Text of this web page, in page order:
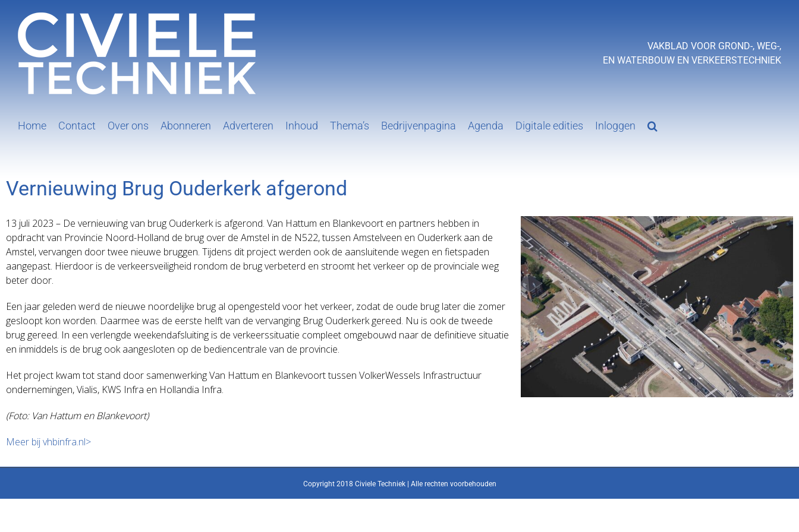
inhoud
VAKBLAD VOOR GROND-, WEG-,
EN WATERBOUW EN VERKEERSTECHNIEK
Home Contact Over ons Abonneren Adverteren Inhoud Thema’s Bedrijvenpagina Agenda Digitale edities Inloggen
Vernieuwing Brug Ouderkerk afgerond
13 juli 2023 – De vernieuwing van brug Ouderkerk is afgerond. Van Hattum en Blankevoort en partners hebben in
opdracht van Provincie Noord-Holland de brug over de Amstel in de N522, tussen Amstelveen en Ouderkerk aan de
Amstel, vervangen door twee nieuwe bruggen. Tijdens dit project werden ook de aansluitende wegen en fietspaden
aangepast. Hierdoor is de verkeersveiligheid rondom de brug verbeterd en stroomt het verkeer op de provinciale weg
beter door.
Een jaar geleden werd de nieuwe noordelijke brug al opengesteld voor het verkeer, zodat de oude brug later die zomer
gesloopt kon worden. Daarmee was de eerste helft van de vervanging Brug Ouderkerk gereed. Nu is ook de tweede
brug gereed. In een verlengde weekendafsluiting is de verkeerssituatie compleet omgebouwd naar de definitieve situatie
en inmiddels is de brug ook aangesloten op de bediencentrale van de provincie.
Het project kwam tot stand door samenwerking Van Hattum en Blankevoort tussen VolkerWessels Infrastructuur
ondernemingen, Vialis, KWS Infra en Hollandia Infra.
(Foto: Van Hattum en Blankevoort)
Meer bij vhbinfra.nl>
Copyright 2018 Civiele Techniek | Alle rechten voorbehouden